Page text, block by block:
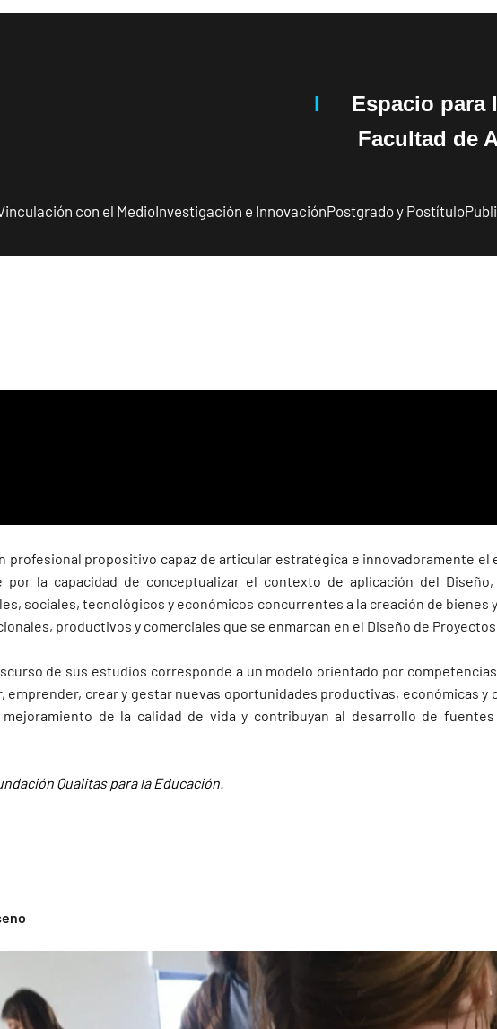
I Espacio para
Facultad de
con el MedioInvestigación e InnovaciónPostgrado y Postítulo
profesional propositivo capaz de articular estratégica e innovadoramente
por la capacidad de conceptualizar el contexto de aplicación del
sociales, tecnológicos y económicos concurrentes a la creación de
productivos y comerciales que se enmarcan en el Diseño de Proyectos.
de sus estudios corresponde a un modelo orientado por
crear y gestar nuevas oportunidades productivas, económicas
de la calidad de vida y contribuyan al desarrollo de
Qualitas para la Educación.